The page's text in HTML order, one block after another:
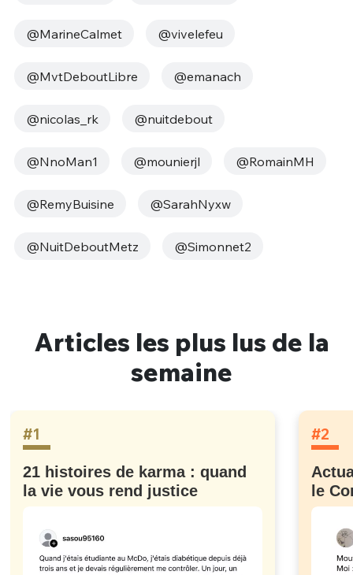
@MarineCalmet @vivelefeu
@MvtDeboutLibre @emanach
@nicolas_rk @nuitdebout
@NnoMan1 @mounierjl @RomainMH
@RemyBuisine @SarahNyxw
@NuitDeboutMetz @Simonnet2
Articles les plus lus de la
semaine
#1
21 histoires de karma : quand
la vie vous rend justice
#2
le